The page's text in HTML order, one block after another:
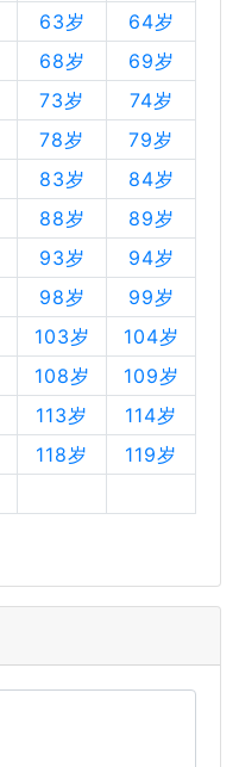
63岁
64岁
68岁
69岁
73岁
74岁
78岁
79岁
83岁
84岁
88岁
89岁
93岁
94岁
98岁
99岁
103岁
104岁
108岁
109岁
113岁
114岁
118岁
119岁